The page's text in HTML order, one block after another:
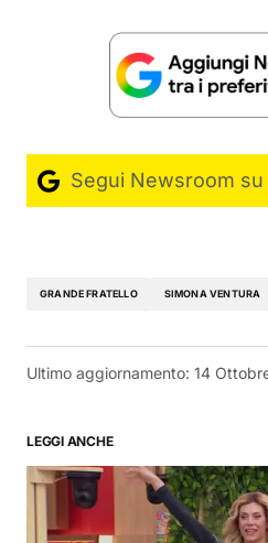
Segui Newsroom
GRANDE FRATELLO SIMONA VENTURA
Ultimo aggiornamento: 14
LEGGI ANCHE